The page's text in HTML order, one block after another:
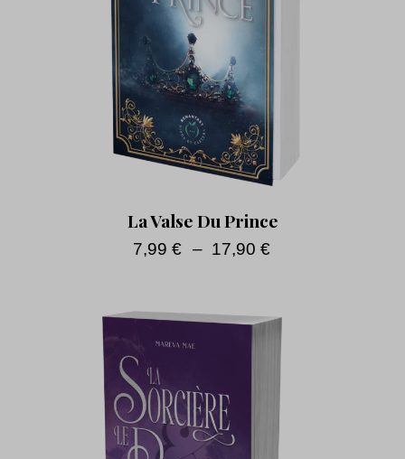
La Valse Du Prince
7,99 € – 17,90 €